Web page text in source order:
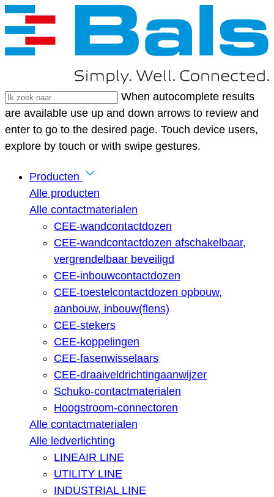
When autocomplete results
are available use up and down arrows to review and
enter to go to the desired page. Touch device users,
explore by touch or with swipe gestures.
Producten
Alle producten
Alle contactmaterialen
CEE-wandcontactdozen
CEE-wandcontactdozen afschakelbaar,
vergrendelbaar beveiligd
CEE-inbouwcontactdozen
CEE-toestelcontactdozen opbouw,
aanbouw, inbouw(flens)
CEE-stekers
CEE-koppelingen
CEE-fasenwisselaars
CEE-draaiveldrichtingaanwijzer
Schuko-contactmaterialen
Hoogstroom-connectoren
Alle contactmaterialen
Alle ledverlichting
LINEAIR LINE
UTILITY LINE
INDUSTRIAL LINE